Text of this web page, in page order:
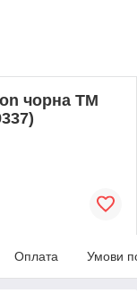
чорна ТМ
Оплата Умови